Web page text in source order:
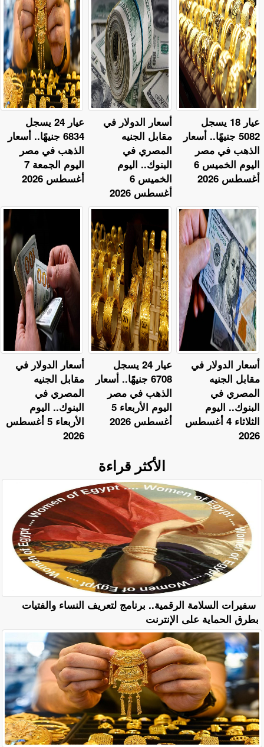
عيار 24 يسجل
6834 جنيهًا.. أسعار
الذهب في مصر
اليوم الجمعة 7
أغسطس 2026
أسعار الدولار في
مقابل الجنيه
المصري في
البنوك.. اليوم
الخميس 6
أغسطس 2026
عيار 18 يسجل
5082 جنيهًا.. أسعار
الذهب في مصر
اليوم الخميس 6
أغسطس 2026
أسعار الدولار في
مقابل الجنيه
المصري في
البنوك.. اليوم
الأربعاء 5 أغسطس
2026
عيار 24 يسجل
6708 جنيهًا.. أسعار
الذهب في مصر
اليوم الأربعاء 5
أغسطس 2026
أسعار الدولار في
مقابل الجنيه
المصري في
البنوك.. اليوم
الثلاثاء 4 أغسطس
2026
الأكثر قراءة
سفيرات السلامة الرقمية.. برنامج لتعريف النساء والفتيات
بطرق الحماية على الإنترنت